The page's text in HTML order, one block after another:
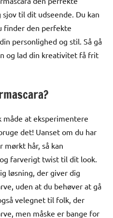
til dit udseende. Du kan
finder den perfekte
personlighed og stil. Så gå
og lad din kreativitet få frit
måde at eksperimentere
det! Uanset om du har
mørkt hår, så kan
farverigt twist til dit look.
løsning, der giver dig
uden at du behøver at gå
velegnet til folk, der
men måske er bange for